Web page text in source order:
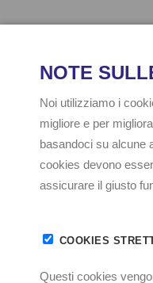
Il prodotto non è più a
Contattaci per qualsiasi